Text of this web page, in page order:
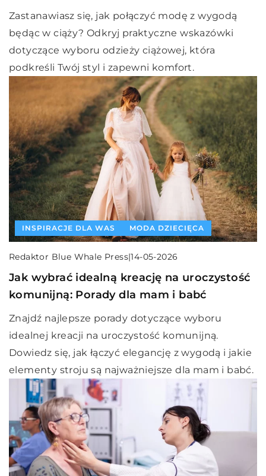
Zastanawiasz się, jak połączyć modę z wygodą
będąc w ciąży? Odkryj praktyczne wskazówki
dotyczące wyboru odzieży ciążowej, która
podkreśli Twój styl i zapewni komfort.
INSPIRACJE DLA WAS MODA DZIECIĘCA
Redaktor Blue Whale Press|14-05-2026
Jak wybrać idealną kreację na uroczystość
komunijną: Porady dla mam i babć
Znajdź najlepsze porady dotyczące wyboru
idealnej kreacji na uroczystość komunijną.
Dowiedz się, jak łączyć elegancję z wygodą i jakie
elementy stroju są najważniejsze dla mam i babć.